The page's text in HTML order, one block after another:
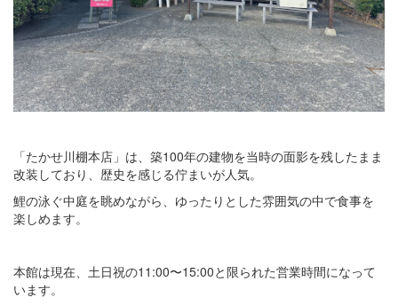
「たかせ川棚本店」は、築100年の建物を当時の面影を残したまま
改装しており、歴史を感じる佇まいが人気。
鯉の泳ぐ中庭を眺めながら、ゆったりとした雰囲気の中で食事を
楽しめます。
本館は現在、土日祝の11:00〜15:00と限られた営業時間になって
います。